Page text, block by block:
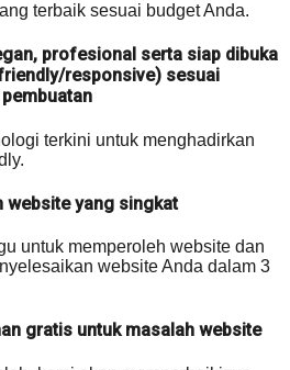
terbaik sesuai budget Anda.
profesional serta siap dibuka
responsive) sesuai
terkini untuk menghadirkan
website yang singkat
untuk memperoleh website dan
website Anda dalam 3
gratis untuk masalah website